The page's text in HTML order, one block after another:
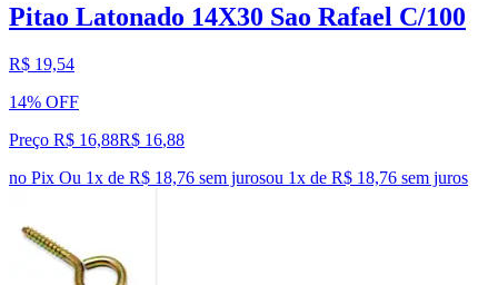
Pitao Latonado 14X30 Sao Rafael C/100
R$ 19,54
14% OFF
Preço R$ 16,88R$ 16,88
no Pix Ou 1x de R$ 18,76 sem jurosou 1x de R$ 18,76 sem juros